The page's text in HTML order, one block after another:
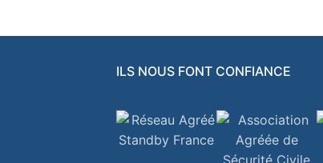
ILS NOUS FONT CONFIANCE